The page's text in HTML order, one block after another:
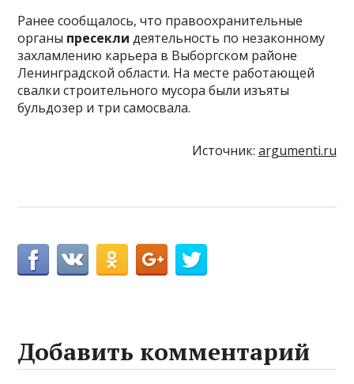
Ранее сообщалось, что правоохранительные
органы пресекли деятельность по незаконному
захламлению карьера в Выборгском районе
Ленинградской области. На месте работающей
свалки строительного мусора были изъяты
бульдозер и три самосвала.
Источник: argumenti.ru
Добавить комментарий